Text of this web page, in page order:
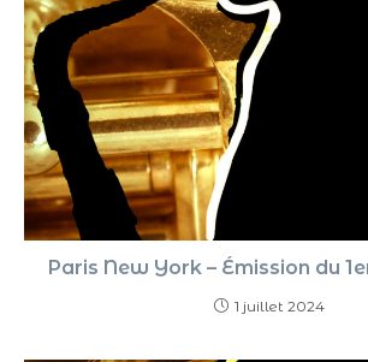
Paris New York – Émission du
1 juillet 2024